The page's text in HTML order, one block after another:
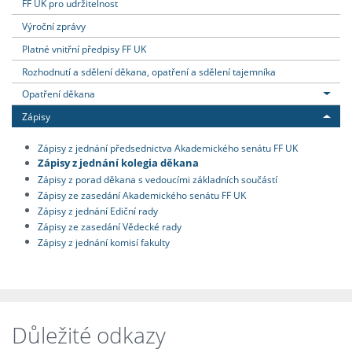
FF UK pro udržitelnost
Výroční zprávy
Platné vnitřní předpisy FF UK
Rozhodnutí a sdělení děkana, opatření a sdělení tajemníka
Opatření děkana
Zápisy
Zápisy z jednání předsednictva Akademického senátu FF UK
Zápisy z jednání kolegia děkana
Zápisy z porad děkana s vedoucími základních součástí
Zápisy ze zasedání Akademického senátu FF UK
Zápisy z jednání Ediční rady
Zápisy ze zasedání Vědecké rady
Zápisy z jednání komisí fakulty
Důležité odkazy